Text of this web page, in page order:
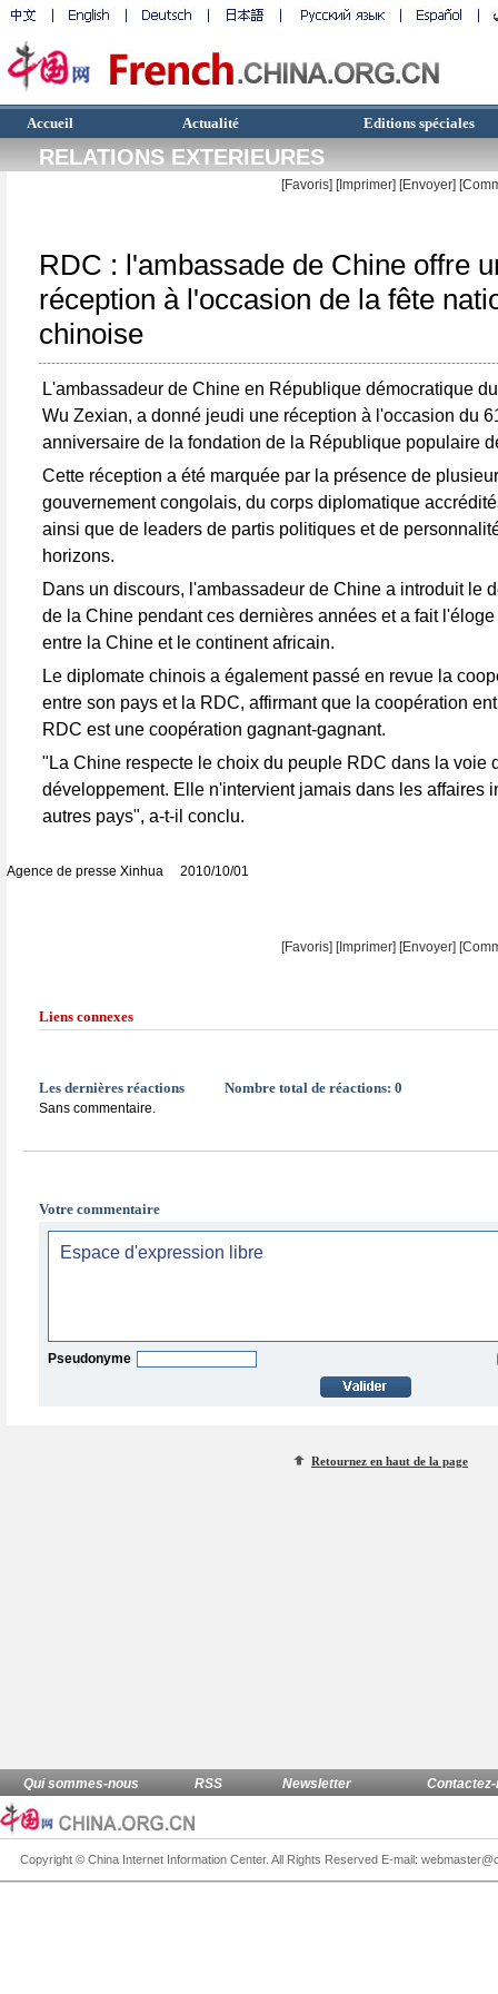
Accueil Actualité Editions spéciales
RELATIONS EXTERIEURES
[Favoris] [Imprimer] [Envoyer]
RDC : l'ambassade de Chine offre
réception à l'occasion de la fête
chinoise
L'ambassadeur de Chine en République démocratique
Wu Zexian, a donné jeudi une réception à l'occasion du
anniversaire de la fondation de la République populaire
Cette réception a été marquée par la présence de
gouvernement congolais, du corps diplomatique
ainsi que de leaders de partis politiques et de
horizons.
Dans un discours, l'ambassadeur de Chine a introduit le
de la Chine pendant ces dernières années et a fait
entre la Chine et le continent africain.
Le diplomate chinois a également passé en revue la
entre son pays et la RDC, affirmant que la coopération
RDC est une coopération gagnant-gagnant.
"La Chine respecte le choix du peuple RDC dans la voie
développement. Elle n'intervient jamais dans les affaires
autres pays", a-t-il conclu.
Agence de presse Xinhua 2010/10/01
[Favoris] [Imprimer] [Envoyer]
Liens connexes
Les dernières réactions Nombre total de réactions: 0
Sans commentaire.
Votre commentaire
Pseudonyme
Retournez en haut de la page